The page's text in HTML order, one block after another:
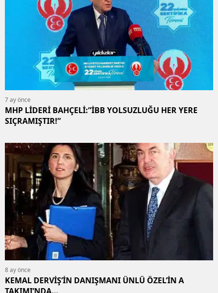
7 ay önce
MHP LİDERİ BAHÇELİ:”İBB YOLSUZLUĞU HER YERE
SIÇRAMIŞTIR!”
8 ay önce
KEMAL DERVİŞ’İN DANIŞMANI ÜNLÜ ÖZEL’İN A